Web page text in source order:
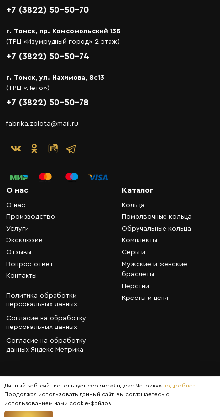
+7 (3822) 50-50-70
г. Томск, пр. Комсомольский 13Б
(ТРЦ «Изумрудный город» 2 этаж)
+7 (3822) 50-50-74
г. Томск, ул. Нахимова, 8с13
(ТРЦ «Лето»)
+7 (3822) 50-50-78
fabrika.zolota@mail.ru
О нас
О нас
Производство
Услуги
Эксклюзив
Отзывы
Вопрос-ответ
Контакты
Политика обработки
персональных данных
Согласие на обработку
персональных данных
Согласие на обработку
данных Яндекс Метрика
Каталог
Кольца
Помолвочные кольца
Обручальные кольца
Комплекты
Серьги
Мужские и женские
браслеты
Перстни
Кресты и цепи
«Фабрика Золота», 2016—2026
Разработка сайта -
Данный веб-сайт использует сервис «Яндекс.Метрика» подробнее
Продолжая использовать данный сайт, вы соглашаетесь с
использованием нами cookie-файлов